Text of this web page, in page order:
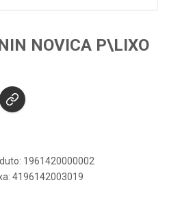
NOVICA P\LIXO
1961420000002
4196142003019